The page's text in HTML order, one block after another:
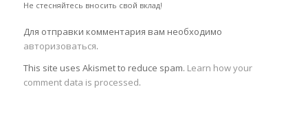
Не стесняйтесь вносить свой вклад!
Для отправки комментария вам необходимо
авторизоваться.
This site uses Akismet to reduce spam. Learn how your
comment data is processed.